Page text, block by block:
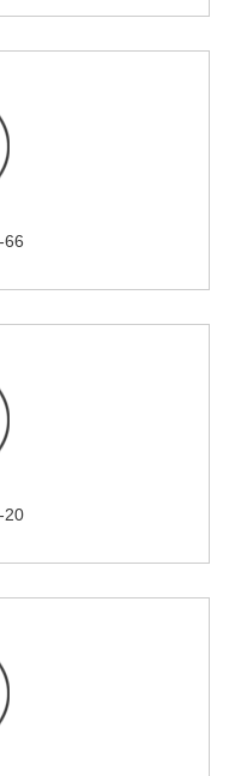
66
20